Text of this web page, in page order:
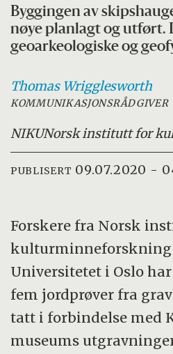
Byggingen av
nøye planlagt og utført.
geoarkeologiske og
Thomas Wrigglesworth
KOMMUNIKASJONSRÅDGIVER
NIKUNorsk institutt for
PUBLISERT 09.07.2020 -
Forskere fra Norsk
kulturminneforskning
Universitetet i Oslo
fem jordprøver fra
tatt i forbindelse med
museums